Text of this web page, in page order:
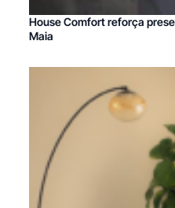
House Comfort reforça
Maia